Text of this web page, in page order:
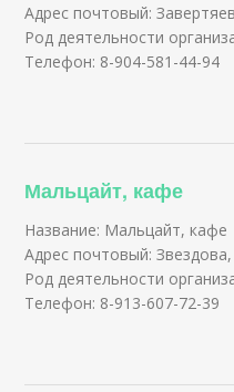
Адрес почтовый:
Род деятельности
Телефон: 8-904-581-44-94
Мальцайт, кафе
Название: Мальцайт, кафе
Адрес почтовый:
Род деятельности
Телефон: 8-913-607-72-39